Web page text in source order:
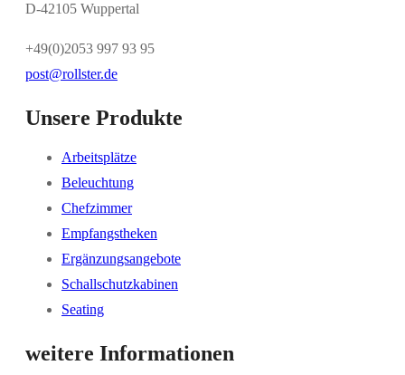
D-42105 Wuppertal
+49(0)2053 997 93 95
post@rollster.de
Unsere Produkte
Arbeitsplätze
Beleuchtung
Chefzimmer
Empfangstheken
Ergänzungsangebote
Schallschutzkabinen
Seating
weitere Informationen